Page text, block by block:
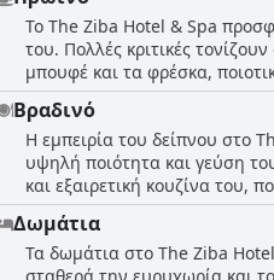
ήσυχο περιβάλλον του
καρδιά της Peschiera. Η
κέντρο, πολλοί βρίσκουν την
Το The Ziba Hotel & Spa
του. Πολλές κριτικές
μπουφέ και τα φρέσκα,
οι περισσότερες κριτικές
τομείς βελτίωσης.
ορισμένα άλλα είδη. Παρά
πλούσιο ξεκίνημα της
Βραδινό
Η εμπειρία του δείπνου στο
υψηλή ποιότητα και γεύση
και εξαιρετική κουζίνα του,
υπέροχο προσωπικό, το οποίο
ξενοδοχείου το βράδυ,
ορισμένοι επισκέπτες
Δωμάτια
Τα δωμάτια στο The Ziba Hotel